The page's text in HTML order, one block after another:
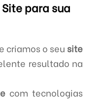
para sua
criamos o seu site
resultado na
com tecnologias